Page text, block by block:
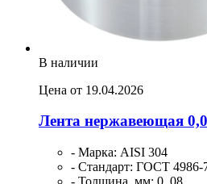
В наличии
Цена от 19.04.2026
Лента нержавеющая
- Марка: AISI 304
- Стандарт: ГОСТ 4986-
- Толщина, мм: 0, 08